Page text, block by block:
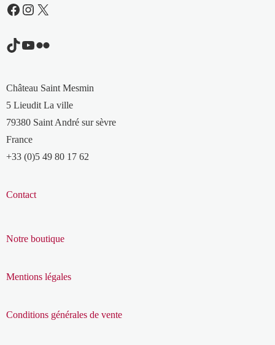
Facebook
Instagram
X
TikTok
YouTube
Flickr
Château Saint Mesmin
5 Lieudit La ville
79380 Saint André sur sèvre
France
+33 (0)5 49 80 17 62
Contact
Notre boutique
Mentions légales
Conditions générales de vente